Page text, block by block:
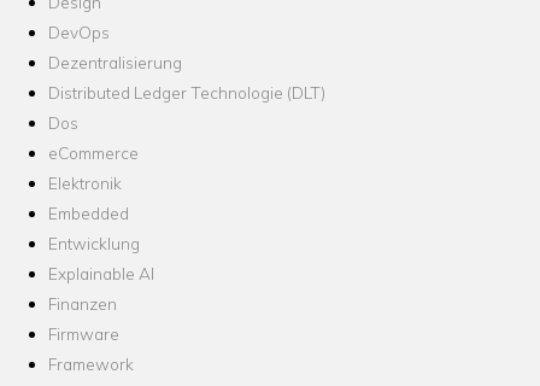
DevOps
Dezentralisierung
Distributed Ledger Technologie (DLT)
Dos
eCommerce
Elektronik
Embedded
Entwicklung
Explainable AI
Finanzen
Firmware
Framework